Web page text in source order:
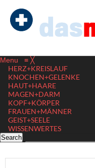
Menu ≡ ╳
HERZ+KREISLAUF
KNOCHEN+GELENKE
HAUT+HAARE
MAGEN+DARM
KOPF+KÖRPER
FRAUEN+MÄNNER
GEIST+SEELE
WISSENWERTES